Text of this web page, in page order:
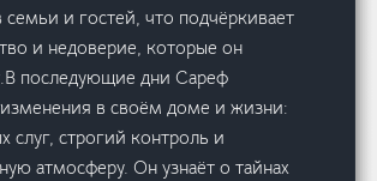
семьи и гостей, что подчёркивает
и недоверие, которые он
последующие дни Сареф
в своём доме и жизни:
слуг, строгий контроль и
атмосферу. Он узнаёт о тайнах